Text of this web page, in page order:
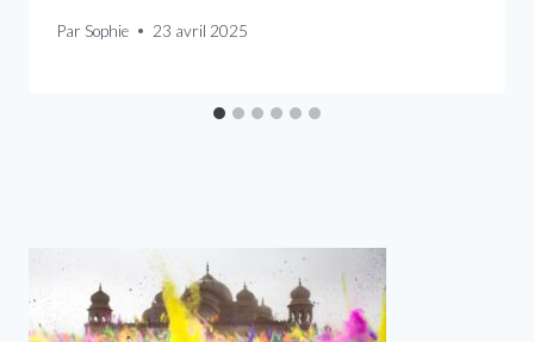
Par Sophie 23 avril 2025